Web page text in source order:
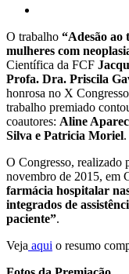
O trabalho “Adesão ao
mulheres com
Científica da FCF
Profa. Dra. Priscila
honrosa no X
trabalho premiado
coautores: Aline
Silva e Patricia Moriel.
O Congresso, realizado
novembro de 2015, em
farmácia hospitalar
integrados de
paciente”.
Veja aqui o resumo